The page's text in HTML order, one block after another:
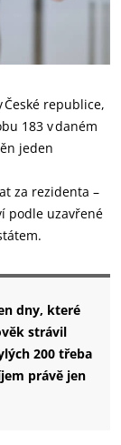
České republice,
183 v daném
jeden
za rezidenta –
podle uzavřené
dny, které
strávil
200 třeba
právě jen